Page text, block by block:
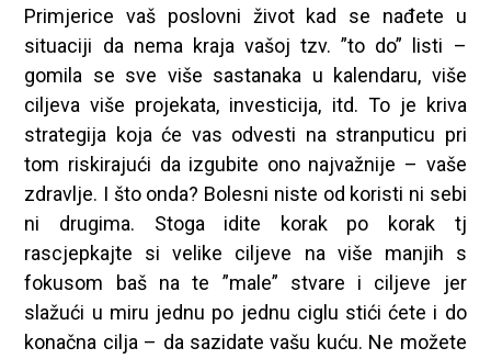
Primjerice vaš poslovni život kad se nađete u
situaciji da nema kraja vašoj tzv. ”to do” listi –
gomila se sve više sastanaka u kalendaru, više
ciljeva više projekata, investicija, itd. To je kriva
strategija koja će vas odvesti na stranputicu pri
tom riskirajući da izgubite ono najvažnije – vaše
zdravlje. I što onda? Bolesni niste od koristi ni sebi
ni drugima. Stoga idite korak po korak tj
rascjepkajte si velike ciljeve na više manjih s
fokusom baš na te ”male” stvare i ciljeve jer
slažući u miru jednu po jednu ciglu stići ćete i do
konačna cilja – da sazidate vašu kuću. Ne možete